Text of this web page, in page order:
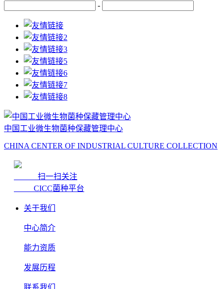
-
中国工业微生物菌种保藏管理中心
CHINA CENTER OF INDUSTRIAL CULTURE COLLECTION
扫一扫关注
CICC菌种平台
关于我们
中心简介
能力资质
发展历程